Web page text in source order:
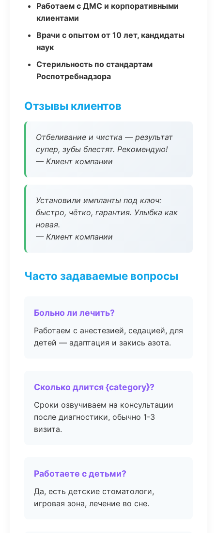
Работаем с ДМС и корпоративными
клиентами
Врачи с опытом от 10 лет, кандидаты
наук
Стерильность по стандартам
Роспотребнадзора
Отзывы клиентов
Отбеливание и чистка — результат
супер, зубы блестят. Рекомендую!
— Клиент компании
Установили импланты под ключ:
быстро, чётко, гарантия. Улыбка как
новая.
— Клиент компании
Часто задаваемые вопросы
Больно ли лечить?
Работаем с анестезией, седацией, для
детей — адаптация и закись азота.
Сколько длится {category}?
Сроки озвучиваем на консультации
после диагностики, обычно 1-3
визита.
Работаете с детьми?
Да, есть детские стоматологи,
игровая зона, лечение во сне.